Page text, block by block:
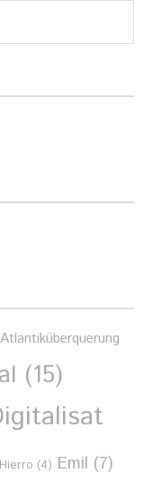
Atlantiküberquerung
(15)
(4) Emil (7)